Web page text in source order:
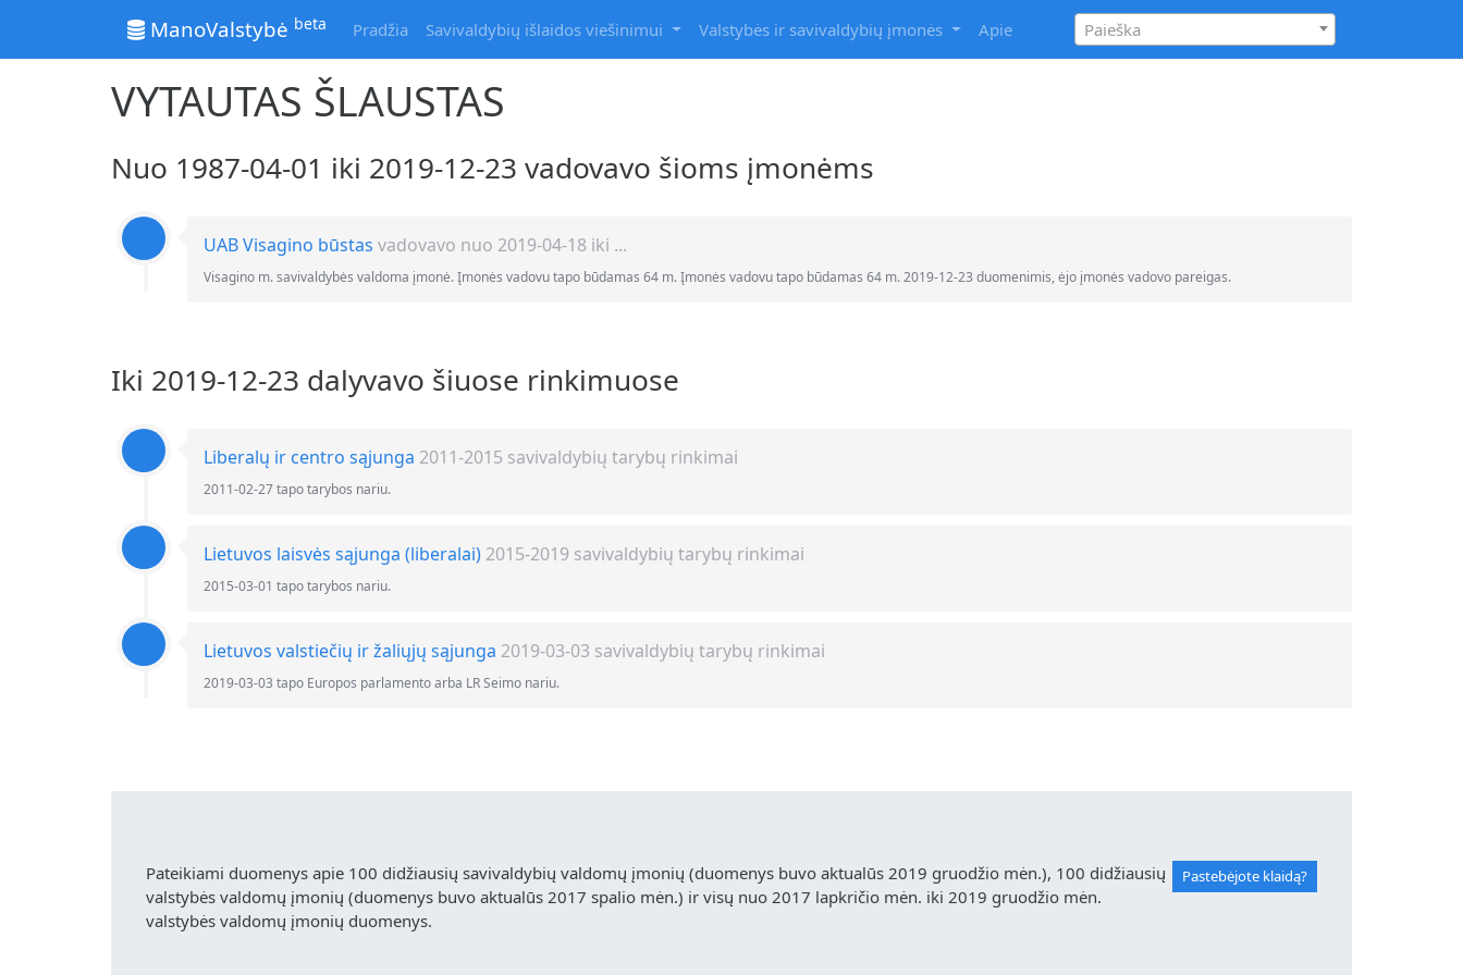
ManoValstybė beta Pradžia Savivaldybių išlaidos viešinimui Valstybės ir savivaldybių įmonės Apie Paieška
VYTAUTAS ŠLAUSTAS
Nuo 1987-04-01 iki 2019-12-23 vadovavo šioms įmonėms
UAB Visagino būstas vadovavo nuo 2019-04-18 iki ...
Visagino m. savivaldybės valdoma įmonė. Įmonės vadovu tapo būdamas 64 m. Įmonės vadovu tapo būdamas 64 m. 2019-12-23 duomenimis, ėjo įmonės vadovo pareigas.
Iki 2019-12-23 dalyvavo šiuose rinkimuose
Liberalų ir centro sąjunga 2011-2015 savivaldybių tarybų rinkimai
2011-02-27 tapo tarybos nariu.
Lietuvos laisvės sąjunga (liberalai) 2015-2019 savivaldybių tarybų rinkimai
2015-03-01 tapo tarybos nariu.
Lietuvos valstiečių ir žaliųjų sąjunga 2019-03-03 savivaldybių tarybų rinkimai
2019-03-03 tapo Europos parlamento arba LR Seimo nariu.
Pastebėjote klaidą?
Pateikiami duomenys apie 100 didžiausių savivaldybių valdomų įmonių (duomenys buvo aktualūs 2019 gruodžio mėn.), 100 didžiausių
valstybės valdomų įmonių (duomenys buvo aktualūs 2017 spalio mėn.) ir visų nuo 2017 lapkričio mėn. iki 2019 gruodžio mėn.
valstybės valdomų įmonių duomenys.